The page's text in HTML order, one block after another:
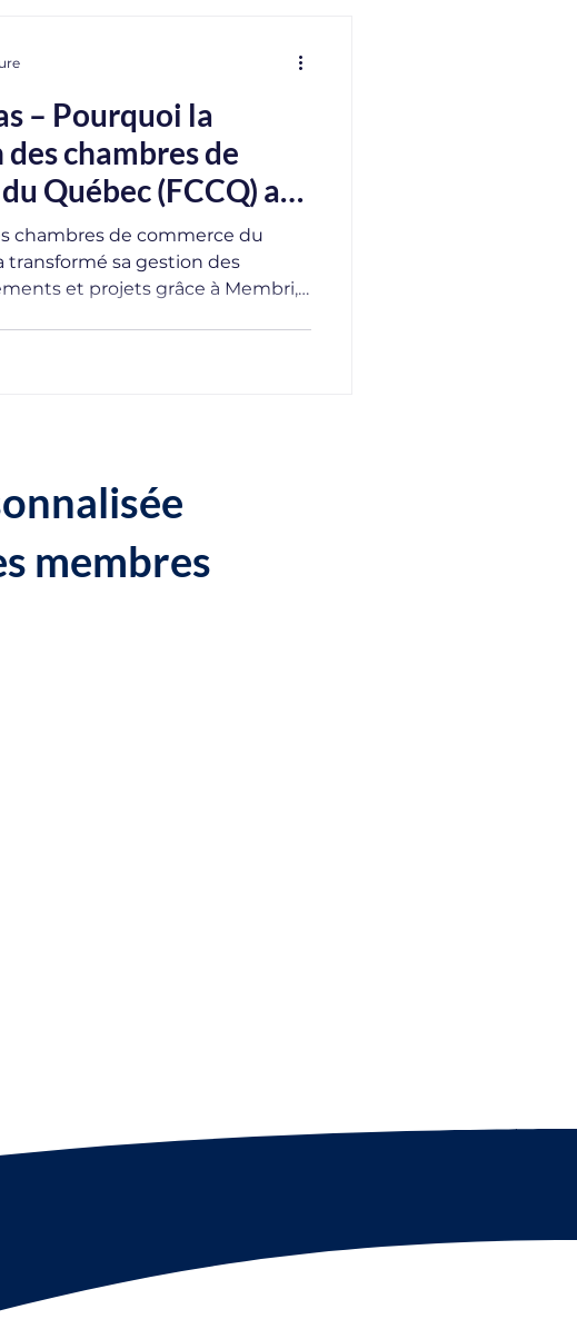
– Pourquoi la
chambres de
Québec (FCCQ) a
comme logiciel de
(AMS)?
chambres de commerce du
transformé sa gestion des
et projets grâce à Membri,
l’organisation est passée
membres